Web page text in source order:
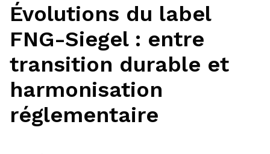
Évolutions du label
FNG-Siegel : entre
transition durable et
harmonisation
réglementaire